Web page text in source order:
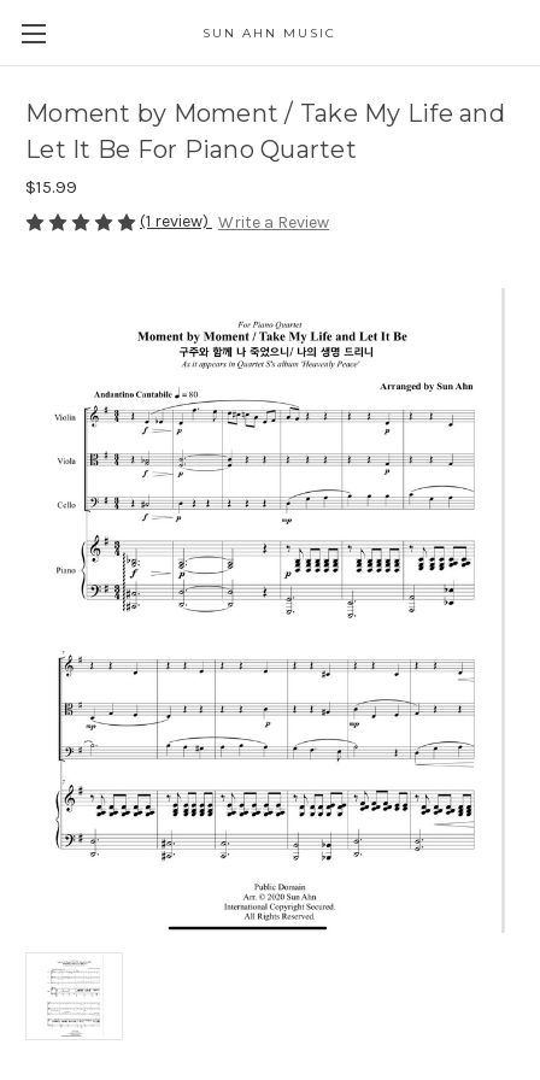
SUN AHN MUSIC
Moment by Moment / Take My Life and
Let It Be For Piano Quartet
$15.99
(1 review) Write a Review